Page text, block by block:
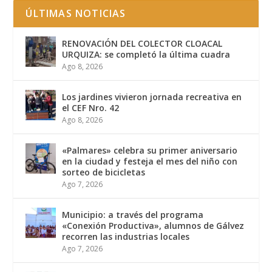
ÚLTIMAS NOTICIAS
RENOVACIÓN DEL COLECTOR CLOACAL
URQUIZA: se completó la última cuadra
Ago 8, 2026
Los jardines vivieron jornada recreativa en
el CEF Nro. 42
Ago 8, 2026
«Palmares» celebra su primer aniversario
en la ciudad y festeja el mes del niño con
sorteo de bicicletas
Ago 7, 2026
Municipio: a través del programa
«Conexión Productiva», alumnos de Gálvez
recorren las industrias locales
Ago 7, 2026